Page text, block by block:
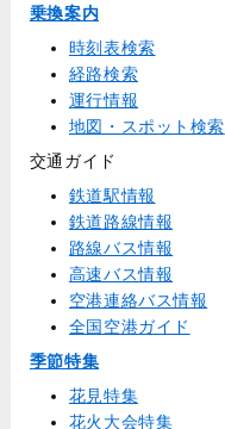
乗換案内
時刻表検索
経路検索
運行情報
地図・スポット検索
交通ガイド
鉄道駅情報
鉄道路線情報
路線バス情報
高速バス情報
空港連絡バス情報
全国空港ガイド
季節特集
花見特集
花火大会特集